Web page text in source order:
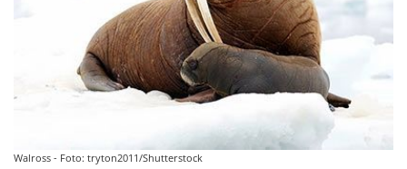
Walross - Foto: tryton2011/Shutterstock